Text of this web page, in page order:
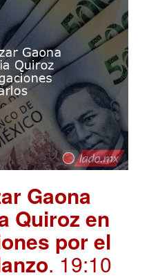
Gaona
Quiroz en
por el
. 19:10